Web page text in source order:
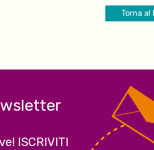
Torna al
ISCRIVITI